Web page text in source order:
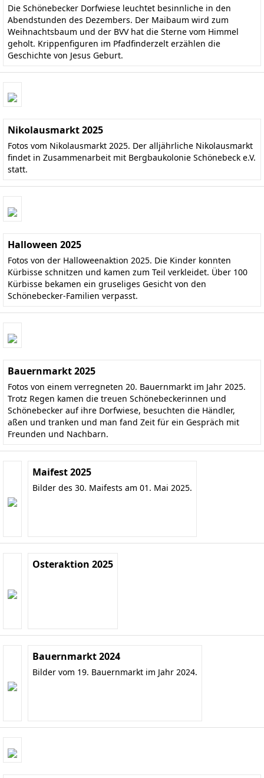
Die Schönebecker Dorfwiese leuchtet besinnliche in den
Abendstunden des Dezembers. Der Maibaum wird zum
Weihnachtsbaum und der BVV hat die Sterne vom Himmel
geholt. Krippenfiguren im Pfadfinderzelt erzählen die
Geschichte von Jesus Geburt.
Nikolausmarkt 2025
Fotos vom Nikolausmarkt 2025. Der alljährliche Nikolausmarkt
findet in Zusammenarbeit mit Bergbaukolonie Schönebeck e.V.
statt.
Halloween 2025
Fotos von der Halloweenaktion 2025. Die Kinder konnten
Kürbisse schnitzen und kamen zum Teil verkleidet. Über 100
Kürbisse bekamen ein gruseliges Gesicht von den
Schönebecker-Familien verpasst.
Bauernmarkt 2025
Fotos von einem verregneten 20. Bauernmarkt im Jahr 2025.
Trotz Regen kamen die treuen Schönebeckerinnen und
Schönebecker auf ihre Dorfwiese, besuchten die Händler,
aßen und tranken und man fand Zeit für ein Gespräch mit
Freunden und Nachbarn.
Maifest 2025
Bilder des 30. Maifests am 01. Mai 2025.
Osteraktion 2025
Bauernmarkt 2024
Bilder vom 19. Bauernmarkt im Jahr 2024.